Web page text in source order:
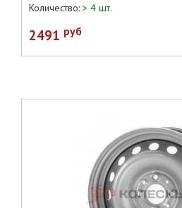
Количество: > 4 шт.
2491 руб